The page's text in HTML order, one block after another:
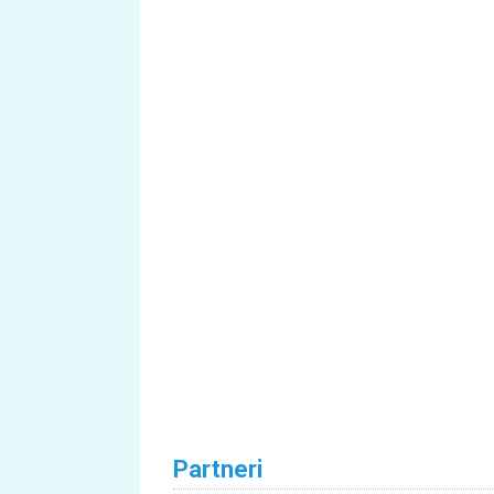
Partneri